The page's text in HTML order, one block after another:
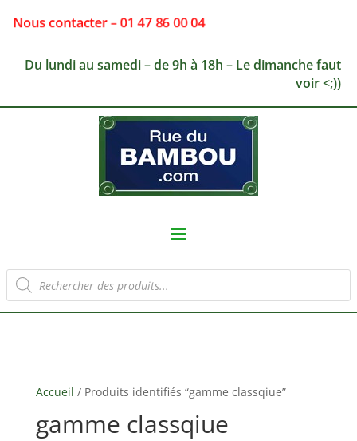
Nous contacter – 01 47 86 00 04
Du lundi au samedi – de 9h à 18h – Le dimanche faut
voir <;))
Recherche
de
produits
Accueil / Produits identifiés “gamme classqiue”
gamme classqiue